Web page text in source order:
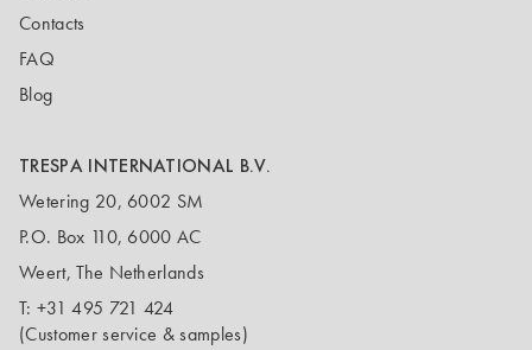
Contacts
FAQ
Blog
TRESPA INTERNATIONAL B.V.
Wetering 20, 6002 SM
P.O. Box 110, 6000 AC
Weert, The Netherlands
T: +31 495 721 424
(Customer service & samples)